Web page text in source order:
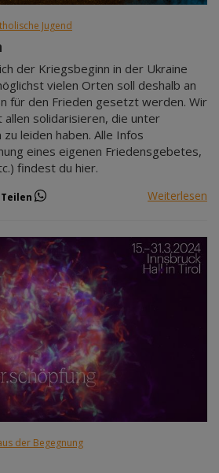
Jugend
der Kriegsbeginn in der Ukraine
vielen Orten soll deshalb an
für den Frieden gesetzt werden. Wir
allen solidarisieren, die unter
leiden haben. Alle Infos
eines eigenen Friedensgebetes,
findest du hier.
Teilen Weiterlesen
der Begegnung